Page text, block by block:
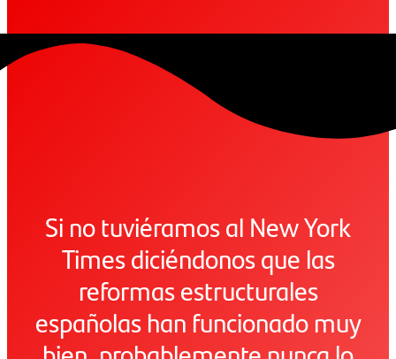
Si no tuviéramos al New York
Times diciéndonos que las
reformas estructurales
españolas han funcionado muy